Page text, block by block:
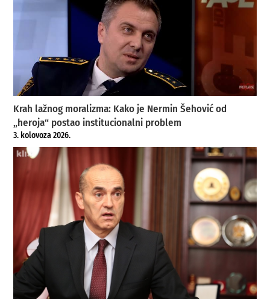
Krah lažnog moralizma: Kako je Nermin Šehović od
„heroja“ postao institucionalni problem
3. kolovoza 2026.